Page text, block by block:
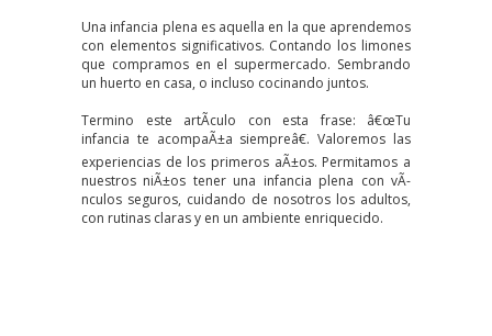
Una infancia plena es aquella en la que aprendemos
con elementos significativos. Contando los limones
que compramos en el supermercado. Sembrando
un huerto en casa, o incluso cocinando juntos.
Termino este artÃ­culo con esta frase: â€œTu
infancia te acompaÃ±a siempreâ€. Valoremos las
experiencias de los primeros aÃ±os. Permitamos a
nuestros niÃ±os tener una infancia plena con vÃ­
nculos seguros, cuidando de nosotros los adultos,
con rutinas claras y en un ambiente enriquecido.